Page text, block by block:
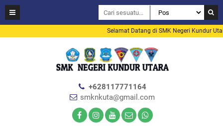
Selamat Datang di SMK Negeri Kundur Utara
+628117771164
smknkuta@gmail.com